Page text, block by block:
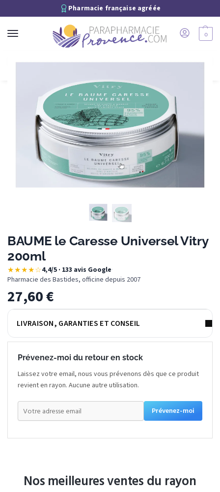
Pharmacie française agréée
Recherche
0
BAUME le Caresse Universel Vitry
200ml
★★★★☆4,4/5 · 133 avis Google·
Pharmacie des Bastides, officine depuis 2007
27,60€
LIVRAISON, GARANTIES ET CONSEIL
Prévenez-moi du retour en stock
Laissez votre email, nous vous prévenons dès que ce produit
revient en rayon. Aucune autre utilisation.
Prévenez-moi
Nos meilleures ventes du rayon